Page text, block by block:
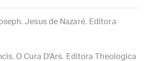
Jesus de Nazaré. Editora
O Cura D'Ars. Editora Theologica